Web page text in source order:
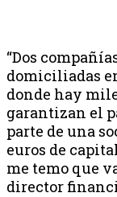
“Dos
domiciliadas
donde hay
garantizan el
parte de una
euros de
me temo que
director